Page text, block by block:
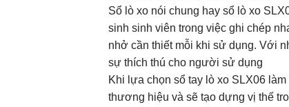
Sổ lò xo nói chung hay sổ lò xo
sinh sinh viên trong việc ghi chép
nhở cần thiết mỗi khi sử dụng. Với
sự thích thú cho người sử dụng
Khi lựa chọn sổ tay lò xo SLX06
thương hiệu và sẽ tạo dựng vị thế